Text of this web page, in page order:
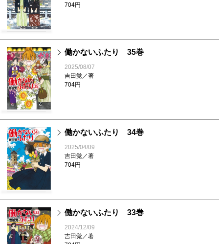
704円
働かないふたり 35巻
2025/08/07
吉田覚／著
704円
働かないふたり 34巻
2025/04/09
吉田覚／著
704円
働かないふたり 33巻
2024/12/09
吉田覚／著